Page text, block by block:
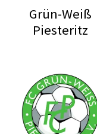
Grün-Weiß
Piesteritz